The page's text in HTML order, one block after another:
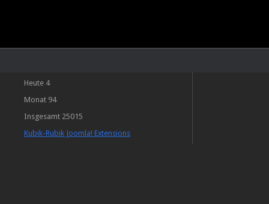
Heute 4
Monat 94
Insgesamt 25015
Kubik-Rubik Joomla! Extensions